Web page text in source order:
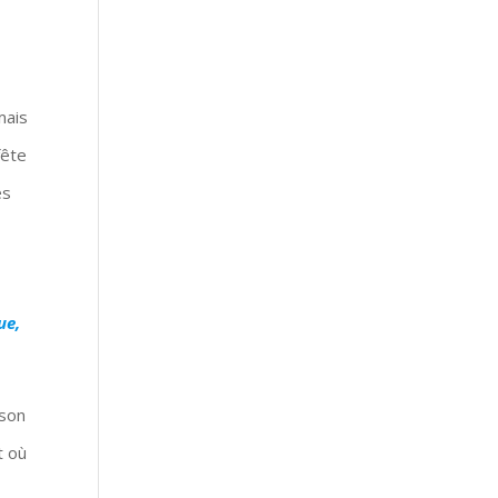
où